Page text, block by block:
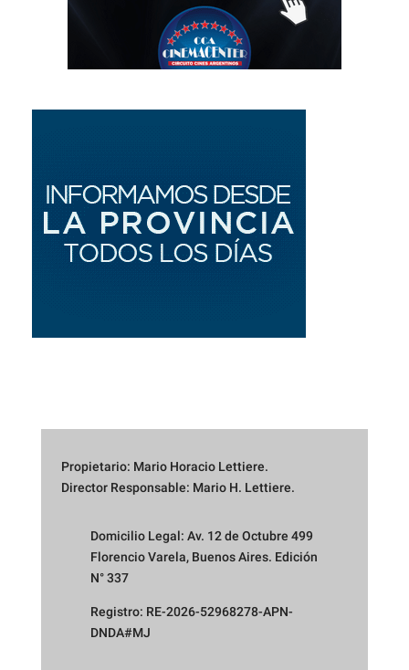
Propietario: Mario Horacio Lettiere.
Director Responsable: Mario H. Lettiere.
Domicilio Legal: Av. 12 de Octubre 499
Florencio Varela, Buenos Aires. Edición
N° 337
Registro: RE-2026-52968278-APN-
DNDA#MJ